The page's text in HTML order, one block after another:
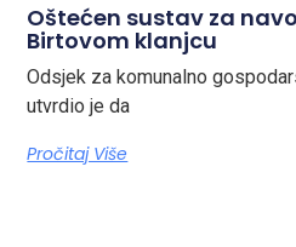
Oštećen sustav za
Birtovom klanjcu
Odsjek za komunalno
utvrdio je da
Pročitaj Više